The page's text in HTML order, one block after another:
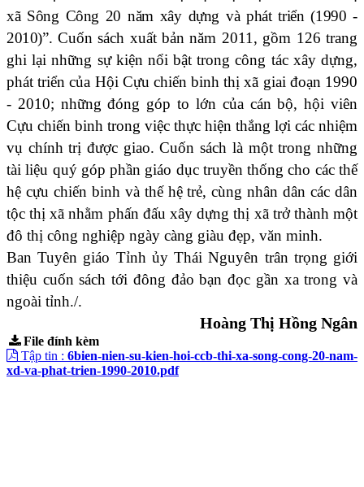
xã Sông Công 20 năm xây dựng và phát triển (1990 -
2010)”. Cuốn sách xuất bản năm 2011, gồm 126 trang
ghi lại những sự kiện nổi bật trong công tác xây dựng,
phát triển của Hội Cựu chiến binh thị xã giai đoạn 1990
- 2010; những đóng góp to lớn của cán bộ, hội viên
Cựu chiến binh trong việc thực hiện thắng lợi các nhiệm
vụ chính trị được giao. Cuốn sách là một trong những
tài liệu quý góp phần giáo dục truyền thống cho các thế
hệ cựu chiến binh và thế hệ trẻ, cùng nhân dân các dân
tộc thị xã nhằm phấn đấu xây dựng thị xã trở thành một
đô thị công nghiệp ngày càng giàu đẹp, văn minh.
Ban Tuyên giáo Tỉnh ủy Thái Nguyên trân trọng giới
thiệu cuốn sách tới đông đảo bạn đọc gần xa trong và
ngoài tỉnh./.
Hoàng Thị Hồng Ngân
File đính kèm
Tập tin : 6bien-nien-su-kien-hoi-ccb-thi-xa-song-cong-20-nam-
xd-va-phat-trien-1990-2010.pdf